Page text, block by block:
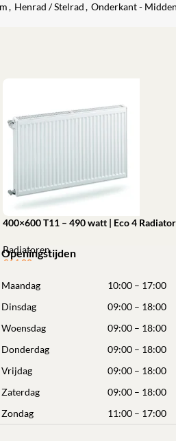
, Henrad / Stelrad , Onderkant -
400×600 T11 – 490 watt | Eco 4 Radiator
Radiatoren
€64,00
Toevoegen aan winkelwagen
Openingstijden
Maandag
10:00 – 17:00
Dinsdag
09:00 – 18:00
Woensdag
09:00 – 18:00
Donderdag
09:00 – 18:00
Vrijdag
09:00 – 18:00
Zaterdag
09:00 – 18:00
Zondag
11:00 – 17:00